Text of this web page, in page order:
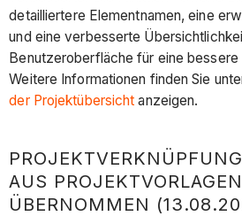
detailliertere Elementnamen, eine
und eine verbesserte
Benutzeroberfläche für eine
Weitere Informationen finden Sie
der Projektübersicht anzeigen.
AUS PROJEKTVORLAGEN
ÜBERNOMMEN